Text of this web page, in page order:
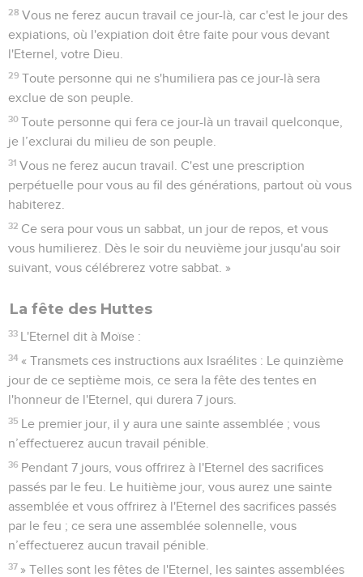
28 Vous ne ferez aucun travail ce jour-là, car c'est le jour des
expiations, où l'expiation doit être faite pour vous devant
l'Eternel, votre Dieu.
29 Toute personne qui ne s'humiliera pas ce jour-là sera
exclue de son peuple.
30 Toute personne qui fera ce jour-là un travail quelconque,
je l’exclurai du milieu de son peuple.
31 Vous ne ferez aucun travail. C'est une prescription
perpétuelle pour vous au fil des générations, partout où vous
habiterez.
32 Ce sera pour vous un sabbat, un jour de repos, et vous
vous humilierez. Dès le soir du neuvième jour jusqu'au soir
suivant, vous célébrerez votre sabbat. »
La fête des Huttes
33 L'Eternel dit à Moïse :
34 « Transmets ces instructions aux Israélites : Le quinzième
jour de ce septième mois, ce sera la fête des tentes en
l'honneur de l'Eternel, qui durera 7 jours.
35 Le premier jour, il y aura une sainte assemblée ; vous
n’effectuerez aucun travail pénible.
36 Pendant 7 jours, vous offrirez à l'Eternel des sacrifices
passés par le feu. Le huitième jour, vous aurez une sainte
assemblée et vous offrirez à l'Eternel des sacrifices passés
par le feu ; ce sera une assemblée solennelle, vous
n’effectuerez aucun travail pénible.
37 » Telles sont les fêtes de l'Eternel, les saintes assemblées